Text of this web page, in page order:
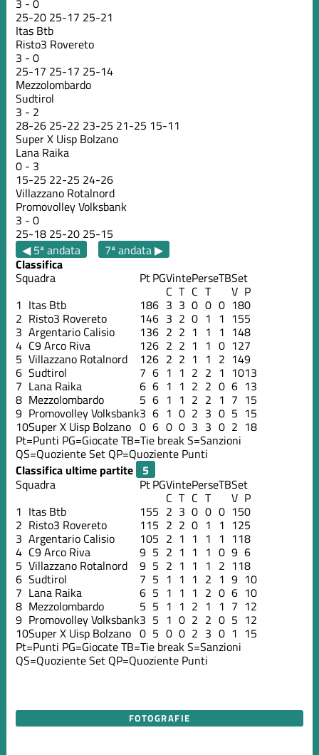
25-20 25-17 25-21
Itas Btb
Risto3 Rovereto
3 -0
25-17 25-17 25-14
Mezzolombardo
Sudtirol
3 - 2
28-26 25-22 23-25 21-25 15-11
Super X Uisp Bolzano
Lana Raika
0 - 3
15-25 22-25 24-26
Villazzano Rotalnord
Promovolley Volksbank
3 -0
25-18 25-20 25-15
◀ 5ª andata
7ª andata ▶
Classifica
Squadra PtPGVintePerseTBSet
C T C T V P
1 Itas Btb 186 3 3 0 0 0 180
2 Risto3 Rovereto 146 3 2 0 1 1 155
3 Argentario Calisio 136 2 2 1 1 1 148
4 C9 Arco Riva 126 2 2 1 1 0 127
5 Villazzano Rotalnord 126 2 2 1 1 2 149
6 Sudtirol 7 6 1 1 2 2 1 1013
7 Lana Raika 6 6 1 1 2 2 0 6 13
8 Mezzolombardo 5 6 1 1 2 2 1 7 15
9 Promovolley Volksbank3 6 1 0 2 3 0 5 15
10Super X Uisp Bolzano 0 6 0 0 3 3 0 2 18
Pt=Punti PG=GiocateTB=Tie breakS=Sanzioni
QS=Quoziente Set QP=Quoziente Punti
Classifica ultime partite
Squadra
PtPGVintePerseTBSet
C T C T V P
1 Itas Btb 155 2 3 0 0 0 150
2 Risto3 Rovereto 115 2 2 0 1 1 125
3 Argentario Calisio 105 2 1 1 1 1 118
4 C9 Arco Riva 9 5 2 1 1 1 0 9 6
5 Villazzano Rotalnord 9 5 2 1 1 1 2 118
6 Sudtirol 7 5 1 1 1 2 1 9 10
7 Lana Raika 6 5 1 1 1 2 0 6 10
8 Mezzolombardo 5 5 1 1 2 1 1 7 12
9 Promovolley Volksbank3 5 1 0 2 2 0 5 12
10Super X Uisp Bolzano 0 5 0 0 2 3 0 1 15
Pt=Punti PG=GiocateTB=Tie breakS=Sanzioni
QS=Quoziente Set QP=Quoziente Punti
FOTOGRAFIE